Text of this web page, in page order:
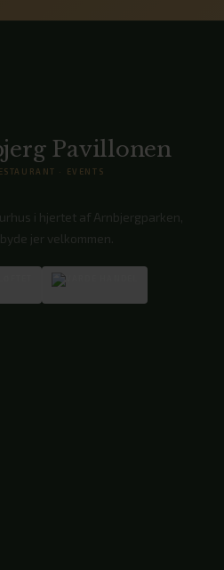
Pavillonen
· EVENTS
i hjertet af Arnbjergparken,
jer velkommen.